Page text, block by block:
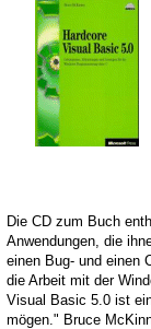
Die CD zum Buch
Anwendungen, die
einen Bug- und einen
die Arbeit mit der
Visual Basic 5.0 ist
mögen." Bruce